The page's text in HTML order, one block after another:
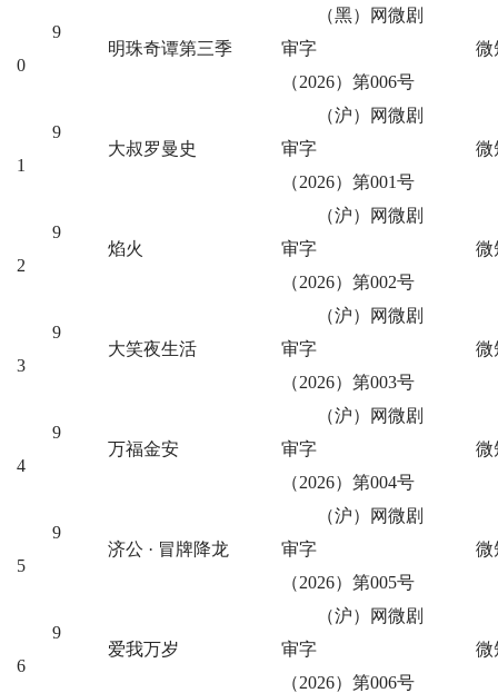
9
0
明珠奇谭第三季
（黑）网微剧
审字
（2026）第006号
微
9
1
大叔罗曼史
（沪）网微剧
审字
（2026）第001号
微
9
2
焰火
（沪）网微剧
审字
（2026）第002号
微
9
3
大笑夜生活
（沪）网微剧
审字
（2026）第003号
微
9
4
万福金安
（沪）网微剧
审字
（2026）第004号
微
9
5
济公 · 冒牌降龙
（沪）网微剧
审字
（2026）第005号
微
9
6
爱我万岁
（沪）网微剧
审字
（2026）第006号
微